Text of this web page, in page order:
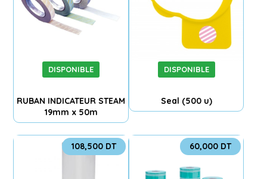
DISPONIBLE
RUBAN INDICATEUR STEAM
19mm x 50m
DISPONIBLE
Seal (500 u)
108,500 DT 60,000 DT